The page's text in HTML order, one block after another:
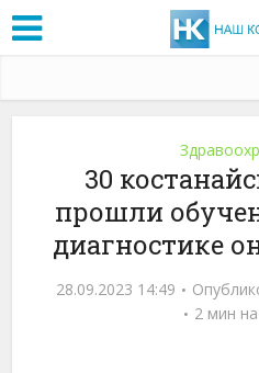
30
прошли
диагностике
28.09.2023 14:49
2 мин